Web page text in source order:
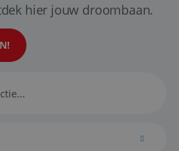
hier jouw droombaan.